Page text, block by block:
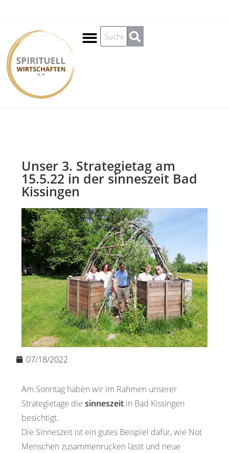
Unser 3. Strategietag am
15.5.22 in der sinneszeit Bad
Kissingen
07/18/2022
Am Sonntag haben wir im Rahmen unserer
Strategietage diesinneszeit in Bad Kissingen
besichtigt.
Die Sinneszeit ist ein gutes Beispiel dafür, wie Not
Menschen zusammenrücken lässt und neue